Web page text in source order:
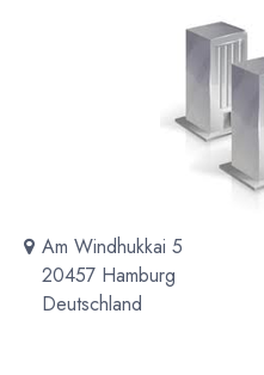
Am Windhukkai 5
20457 Hamburg
Deutschland